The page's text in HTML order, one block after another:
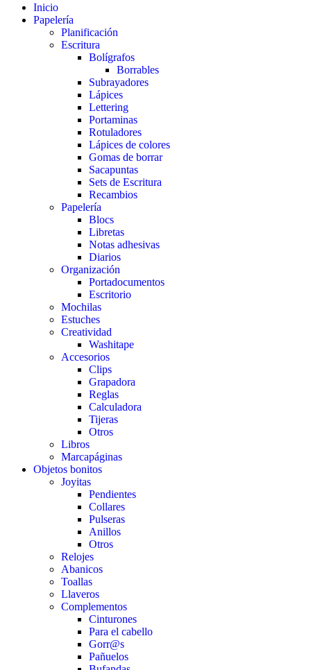
Inicio
Papelería
Planificación
Escritura
Bolígrafos
Borrables
Subrayadores
Lápices
Lettering
Portaminas
Rotuladores
Lápices de colores
Gomas de borrar
Sacapuntas
Sets de Escritura
Recambios
Papelería
Blocs
Libretas
Notas adhesivas
Diarios
Organización
Portadocumentos
Escritorio
Mochilas
Estuches
Creatividad
Washitape
Accesorios
Clips
Grapadora
Reglas
Calculadora
Tijeras
Otros
Libros
Marcapáginas
Objetos bonitos
Joyitas
Pendientes
Collares
Pulseras
Anillos
Otros
Relojes
Abanicos
Toallas
Llaveros
Complementos
Cinturones
Para el cabello
Gorr@s
Pañuelos